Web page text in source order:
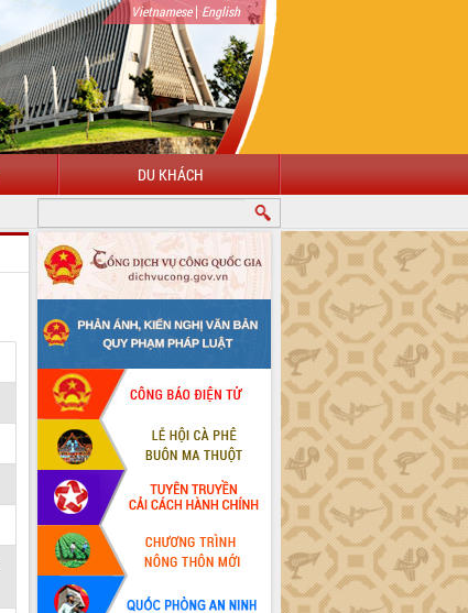
Vietnamese| English
DU KHÁCH